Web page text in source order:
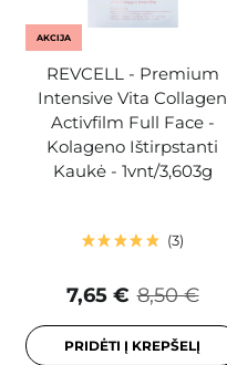
AKCIJA
REVCELL - Premium
Intensive Vita Collagen
Activfilm Full Face -
Kolageno Ištirpstanti
Kaukė - 1vnt/3,603g
3
8,50 €
7,65 €
PRIDĖTI Į KREPŠELĮ